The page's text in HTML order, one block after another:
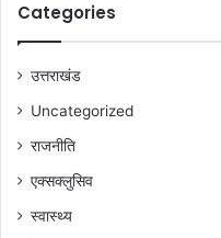
Categories
उत्तराखंड
Uncategorized
राजनीति
एक्सक्लुसिव
स्वास्थ्य